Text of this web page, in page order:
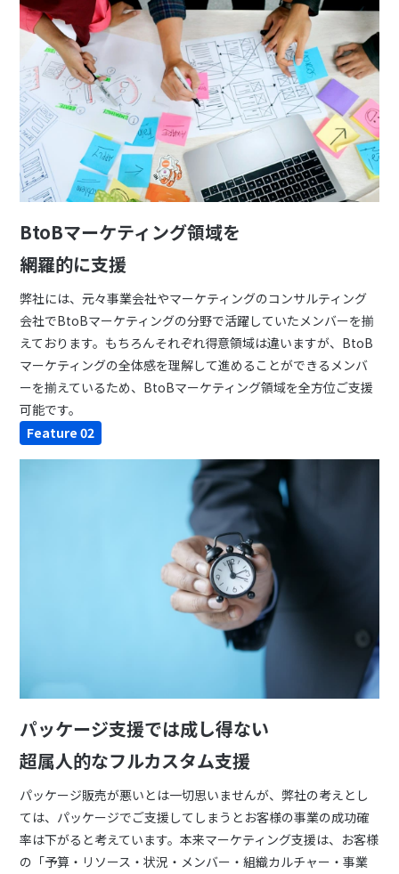
BtoBマーケティング領域を
網羅的に支援
弊社には、元々事業会社やマーケティングのコンサルティング
会社でBtoBマーケティングの分野で活躍していたメンバーを揃
えております。もちろんそれぞれ得意領域は違いますが、BtoB
マーケティングの全体感を理解して進めることができるメンバ
ーを揃えているため、BtoBマーケティング領域を全方位ご支援
可能です。
Feature 02
パッケージ支援では成し得ない
超属人的なフルカスタム支援
パッケージ販売が悪いとは一切思いませんが、弊社の考えとし
ては、パッケージでご支援してしまうとお客様の事業の成功確
率は下がると考えています。本来マーケティング支援は、お客様
の「予算・リソース・状況・メンバー・組織カルチャー・事業